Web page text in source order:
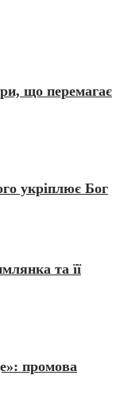
що перемагає
укріплює Бог
та її
промова